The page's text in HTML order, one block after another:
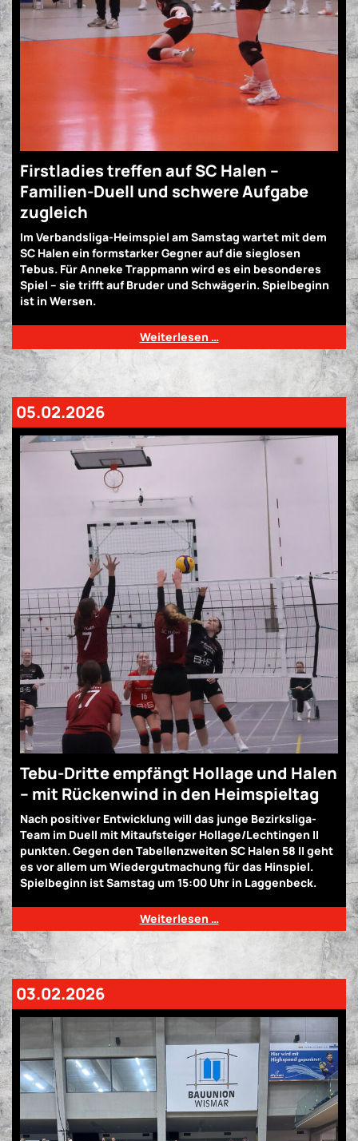
Firstladies treffen auf SC Halen –
Familien-Duell und schwere Aufgabe
zugleich
Im Verbandsliga-Heimspiel am Samstag wartet mit dem
SC Halen ein formstarker Gegner auf die sieglosen
Tebus. Für Anneke Trappmann wird es ein besonderes
Spiel – sie trifft auf Bruder und Schwägerin. Spielbeginn
ist in Wersen.
Weiterlesen …
05.02.2026
Tebu-Dritte empfängt Hollage und Halen
– mit Rückenwind in den Heimspieltag
Nach positiver Entwicklung will das junge Bezirksliga-
Team im Duell mit Mitaufsteiger Hollage/Lechtingen II
punkten. Gegen den Tabellenzweiten SC Halen 58 II geht
es vor allem um Wiedergutmachung für das Hinspiel.
Spielbeginn ist Samstag um 15:00 Uhr in Laggenbeck.
Weiterlesen …
03.02.2026